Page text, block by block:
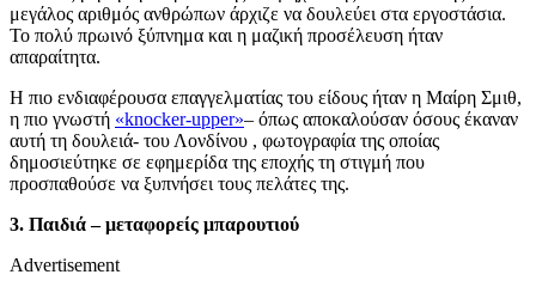
μεγάλος αριθμός ανθρώπων άρχιζε να δουλεύει στα εργοστάσια.
Το πολύ πρωινό ξύπνημα και η μαζική προσέλευση ήταν
απαραίτητα.
Η πιο ενδιαφέρουσα επαγγελματίας του είδους ήταν η Μαίρη Σμιθ,
η πιο γνωστή «knocker-upper»– όπως αποκαλούσαν όσους έκαναν
αυτή τη δουλειά- του Λονδίνου , φωτογραφία της οποίας
δημοσιεύτηκε σε εφημερίδα της εποχής τη στιγμή που
προσπαθούσε να ξυπνήσει τους πελάτες της.
3. Παιδιά – μεταφορείς μπαρουτιού
Advertisement